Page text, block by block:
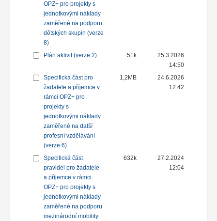
OPZ+ pro projekty s
jednotkovými náklady
zaměřené na podporu
dětských skupin (verze
8)
Plán aktivit (verze 2) 51k
25.3.2026
14:50
Specifická část pro
žadatele a příjemce v
rámci OPZ+ pro
projekty s
jednotkovými náklady
zaměřené na další
profesní vzdělávání
(verze 6)
1,2MB
24.6.2026
12:42
Specifická část
pravidel pro žadatele
a příjemce v rámci
OPZ+ pro projekty s
jednotkovými náklady
zaměřené na podporu
mezinárodní mobility
632k
27.2.2024
12:04